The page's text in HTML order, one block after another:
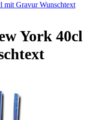
mit Gravur Wunschtext
York 40cl